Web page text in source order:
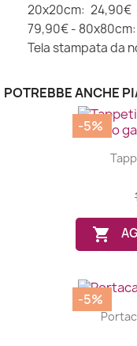
20x20cm:
79,90€ -
Tela stampata da
POTREBBE ANCHE

-5%
-5%